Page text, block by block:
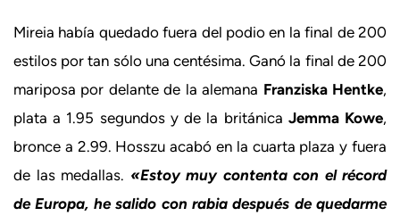
Mireia había quedado fuera del podio en la final de 200
estilos por tan sólo una centésima. Ganó la final de 200
mariposa por delante de la alemana Franziska Hentke,
plata a 1.95 segundos y de la británica Jemma Kowe,
bronce a 2.99. Hosszu acabó en la cuarta plaza y fuera
de las medallas. «Estoy muy contenta con el récord
de Europa, he salido con rabia después de quedarme